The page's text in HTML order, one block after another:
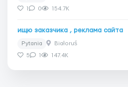
1 0 154.7K
ищю заказчика , реклама сайта
Pytania Białoruś
5 1 147.4K